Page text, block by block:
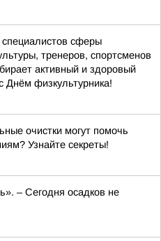
сферы
тренеров, спортсменов
активный и здоровый
Днём физкультурника!
очистки могут помочь
Узнайте секреты!
– Сегодня осадков не